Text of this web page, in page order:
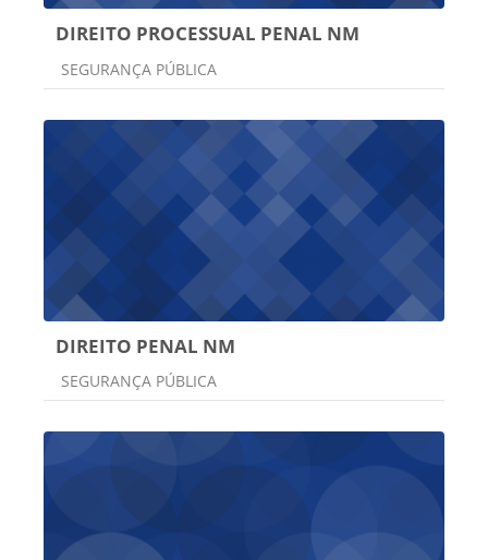
DIREITO PROCESSUAL PENAL NM
Categoria do curso
SEGURANÇA PÚBLICA
DIREITO PENAL NM
Categoria do curso
SEGURANÇA PÚBLICA